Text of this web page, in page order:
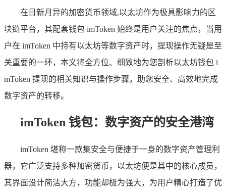
在日新月异的加密货币领域,以太坊作为极具影响力的区
块链平台，其配套钱包 imToken 始终是用户关注的焦点，当用
户在 imToken 中持有以太坊等数字资产时，提现操作无疑是至
关重要的一环，本文将全方位、细致地为您剖析以太坊钱包 i
mToken 提现的相关知识与操作步骤，助您安全、高效地完成
数字资产的转移。
imToken 钱包：数字资产的安全港湾
imToken 堪称一款集安全与便捷于一身的数字资产管理利
器，它广泛支持多种加密货币，以太坊便是其中的核心成员，
其界面设计简洁大方，功能却极为强大，为用户精心打造了优